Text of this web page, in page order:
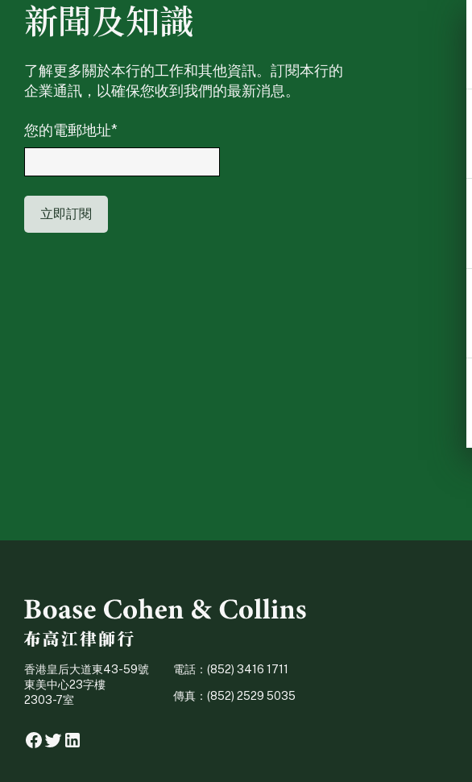
新聞及知識
了解更多關於本行的工作和其他資訊。訂閱本行的
企業通訊，以確保您收到我們的最新消息。
您的電郵地址*
香港皇后大道東43-59號
東美中心23字樓
2303-7室
電話：(852) 3416 1711
傳真：(852) 2529 5035
Facebook
Twitter